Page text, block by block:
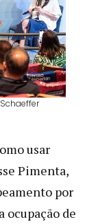
usar
Pimenta,
por
ocupação de